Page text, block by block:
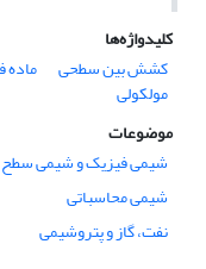
کلیدواژه‌ها
کشش بین سطحی
ماده
مولکولی
موضوعات
شیمی فیزیک و شیمی سطح
شیمی محاسباتی
نفت، گاز و پتروشیمی